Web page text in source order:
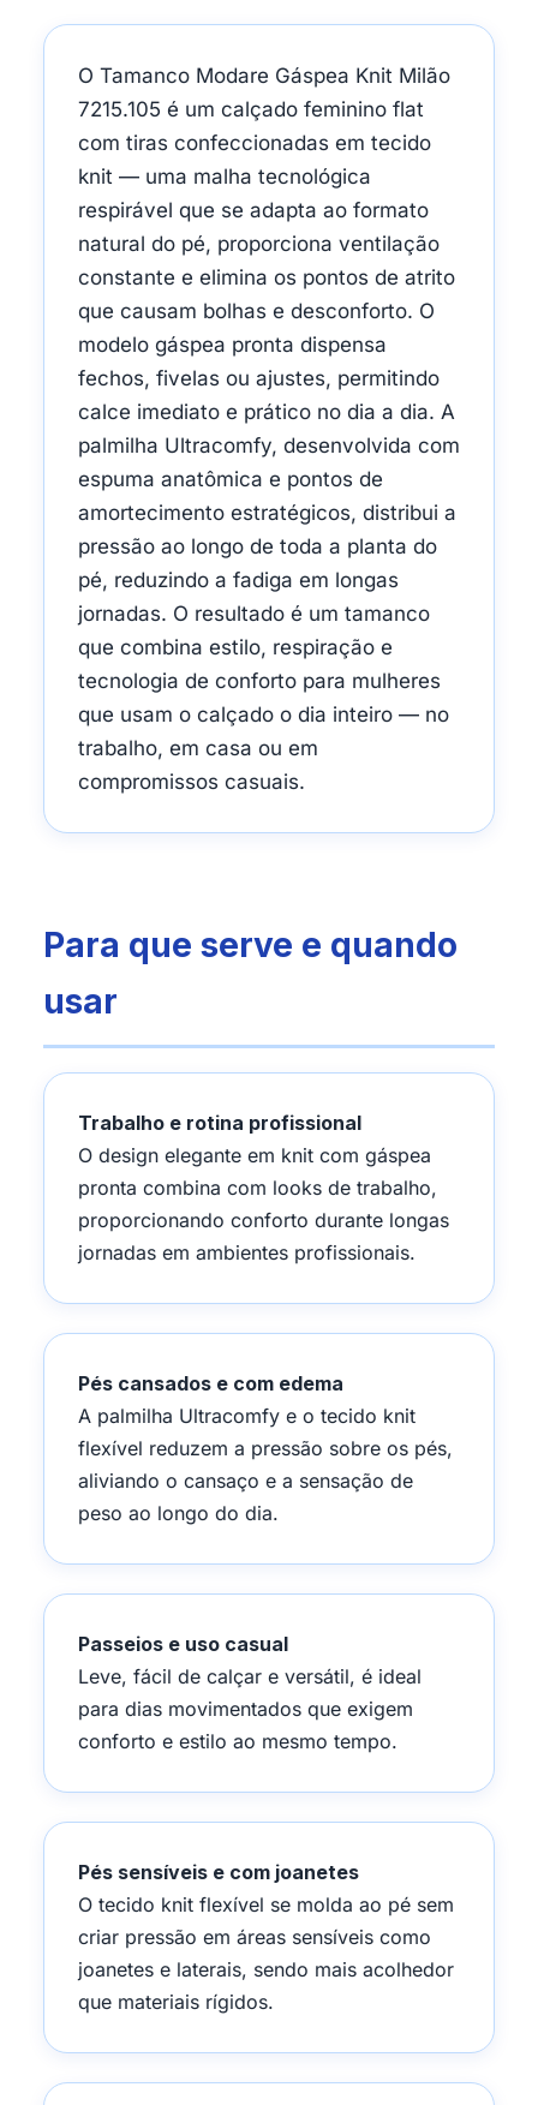
O Tamanco Modare Gáspea Knit Milão
7215.105 é um calçado feminino flat
com tiras confeccionadas em tecido
knit — uma malha tecnológica
respirável que se adapta ao formato
natural do pé, proporciona ventilação
constante e elimina os pontos de atrito
que causam bolhas e desconforto. O
modelo gáspea pronta dispensa
fechos, fivelas ou ajustes, permitindo
calce imediato e prático no dia a dia. A
palmilha Ultracomfy, desenvolvida com
espuma anatômica e pontos de
amortecimento estratégicos, distribui a
pressão ao longo de toda a planta do
pé, reduzindo a fadiga em longas
jornadas. O resultado é um tamanco
que combina estilo, respiração e
tecnologia de conforto para mulheres
que usam o calçado o dia inteiro — no
trabalho, em casa ou em
compromissos casuais.
Para que serve e quando
usar
Trabalho e rotina profissional
O design elegante em knit com gáspea
pronta combina com looks de trabalho,
proporcionando conforto durante longas
jornadas em ambientes profissionais.
Pés cansados e com edema
A palmilha Ultracomfy e o tecido knit
flexível reduzem a pressão sobre os pés,
aliviando o cansaço e a sensação de
peso ao longo do dia.
Passeios e uso casual
Leve, fácil de calçar e versátil, é ideal
para dias movimentados que exigem
conforto e estilo ao mesmo tempo.
Pés sensíveis e com joanetes
O tecido knit flexível se molda ao pé sem
criar pressão em áreas sensíveis como
joanetes e laterais, sendo mais acolhedor
que materiais rígidos.